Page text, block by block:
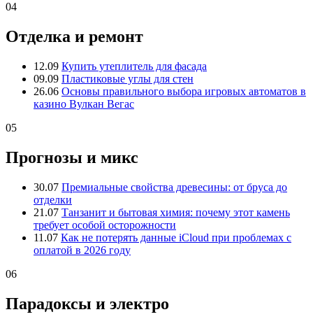
04
Отделка и ремонт
12.09 Купить утеплитель для фасада
09.09 Пластиковые углы для стен
26.06 Основы правильного выбора игровых автоматов в
казино Вулкан Вегас
05
Прогнозы и микс
30.07 Премиальные свойства древесины: от бруса до
отделки
21.07 Танзанит и бытовая химия: почему этот камень
требует особой осторожности
11.07 Как не потерять данные iCloud при проблемах с
оплатой в 2026 году
06
Парадоксы и электро